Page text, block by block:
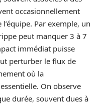
occasionnellement
Par exemple, un
peut manquer 3 à 7
immédiat puisse
perturber le flux de
où la
On observe
durée, souvent dues à